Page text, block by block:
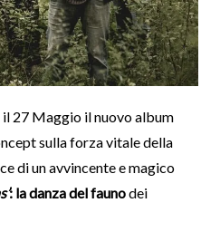
27 Maggio il nuovo album
sulla forza vitale della
di un avvincente e magico
: la danza del faunodei